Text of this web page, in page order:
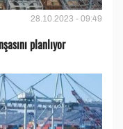
28.10.2023 - 09:49
planlıyor